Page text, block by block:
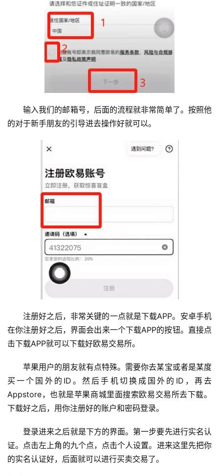
输入我们的邮箱号，后面的流程就非常简单了。按照他
的对于新手朋友的引导进去操作好就可以。
注册好之后，非常关键的一点就是下载APP。安卓手机
在你注册好之后，界面会出来一个下载APP的按钮。直接点
击下载APP就可以下载好欧易交易所。
苹果用户的朋友就有点特殊。需要你去某宝或者是某度
买一个国外的ID。然后手机切换成国外的ID，再去
Appstore，也就是苹果商城里面搜索欧易交易所去下载。
下载好之后，用你注册好的账户和密码登录。
登录进来之后就是下方的界面。第一步要先进行实名认
证。点击左上角的九个点，点击个人设置。进来这里先把你
的实名认证好，后面就可以进行买卖交易了。